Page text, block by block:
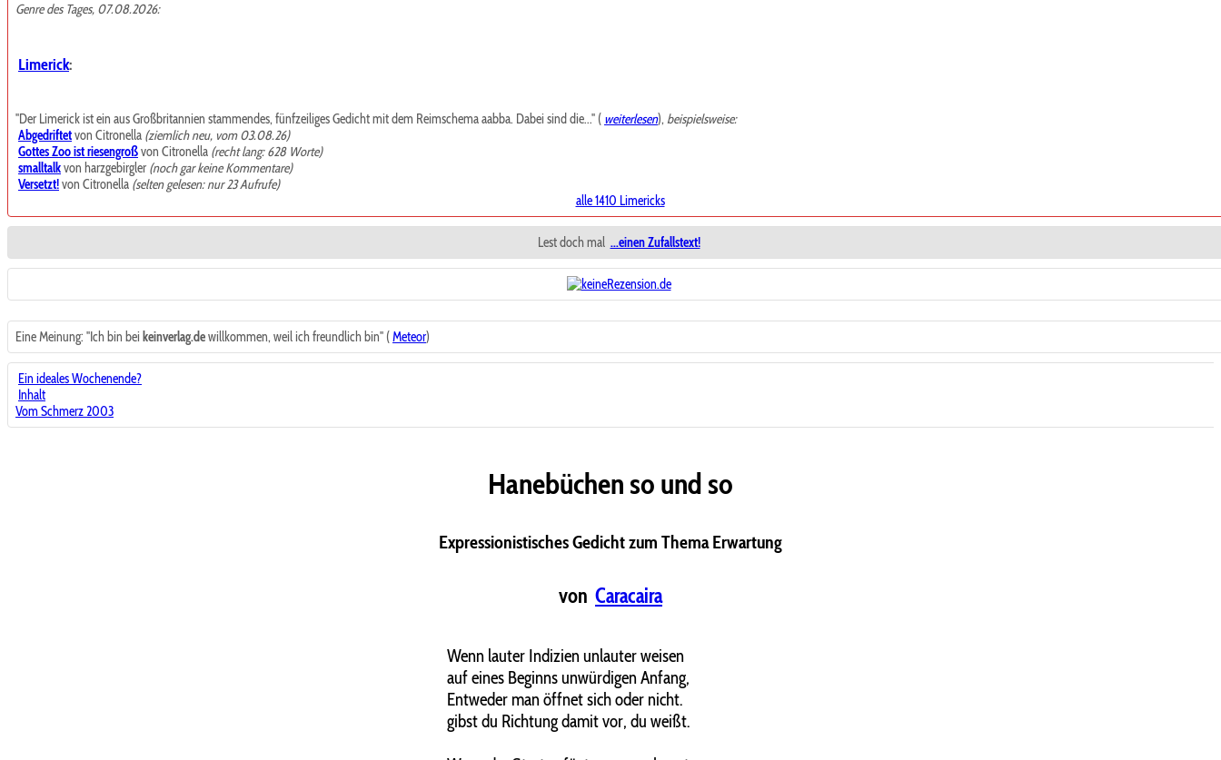
Genre des Tages, 07.08.2026:
Limerick:
"Der Limerick ist ein aus Großbritannien stammendes, fünfzeiliges Gedicht mit dem Reimschema aabba. Dabei sind die..." ( weiterlesen),beispielsweise:
Abgedriftetvon Citronella (ziemlich neu, vom 03.08.26)
Gottes Zoo ist riesengroßvon Citronella (recht lang: 628 Worte)
smalltalkvon harzgebirgler (noch gar keine Kommentare)
Versetzt!von Citronella (selten gelesen: nur 23 Aufrufe)
alle 1410 Limericks
Lest doch mal ...einen Zufallstext!
Eine Meinung: "Ich bin bei keinverlag.dewillkommen, weil ich freundlich bin" (Meteor)
Ein ideales Wochenende?
Inhalt
Vom Schmerz 2003
Hanebüchen so und so
Expressionistisches Gedicht zum Thema Erwartung
von Caracaira
Wenn lauter Indizien unlauter weisen
auf eines Beginns unwürdigen Anfang,
Entweder man öffnet sich oder nicht.
gibst du Richtung damit vor, du weißt.